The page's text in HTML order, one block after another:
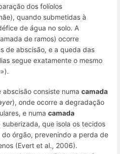
dos folíolos
quando submetidas à
de água no solo. A
de ramos) ocorre
de abscisão, e a queda das
segue exatamente o mesmo
consiste numa camada
), onde ocorre a degradação
e numa camada
suberizada, que isola os tecidos
órgão, prevenindo a perda de
(Evert et al., 2006).